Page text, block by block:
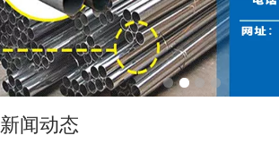
新闻动态